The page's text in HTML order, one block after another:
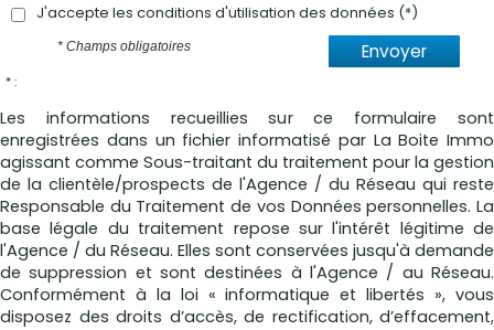
J'accepte les conditions d'utilisation des données (*)
Envoyer
* Champs obligatoires
* :
Les informations recueillies sur ce formulaire sont
enregistrées dans un fichier informatisé par La Boite Immo
agissant comme Sous-traitant du traitement pour la gestion
de la clientèle/prospects de l'Agence / du Réseau qui reste
Responsable du Traitement de vos Données personnelles. La
base légale du traitement repose sur l'intérêt légitime de
l'Agence / du Réseau. Elles sont conservées jusqu'à demande
de suppression et sont destinées à l'Agence / au Réseau.
Conformément à la loi « informatique et libertés », vous
disposez des droits d’accès, de rectification, d’effacement,